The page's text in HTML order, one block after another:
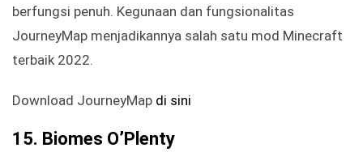
berfungsi penuh. Kegunaan dan fungsionalitas
JourneyMap menjadikannya salah satu mod Minecraft
terbaik 2022.
Download JourneyMap di sini
15. Biomes O’Plenty